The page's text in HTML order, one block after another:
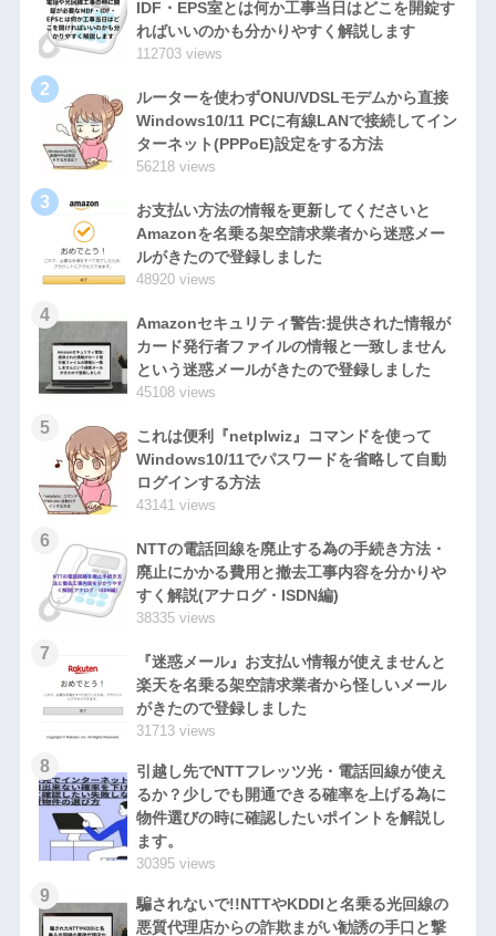
IDF・EPS室とは何か工事当日はどこを開錠す
ればいいのかも分かりやすく解説します
112703 views
2
ルーターを使わずONU/VDSLモデムから直接
Windows10/11 PCに有線LANで接続してイン
ターネット(PPPoE)設定をする方法
56218 views
3
お支払い方法の情報を更新してくださいと
Amazonを名乗る架空請求業者から迷惑メー
ルがきたので登録しました
48920 views
4
Amazonセキュリティ警告:提供された情報が
カード発行者ファイルの情報と一致しません
という迷惑メールがきたので登録しました
45108 views
5
これは便利『netplwiz』コマンドを使って
Windows10/11でパスワードを省略して自動
ログインする方法
43141 views
6
NTTの電話回線を廃止する為の手続き方法・
廃止にかかる費用と撤去工事内容を分かりや
すく解説(アナログ・ISDN編)
38335 views
7
『迷惑メール』お支払い情報が使えませんと
楽天を名乗る架空請求業者から怪しいメール
がきたので登録しました
31713 views
8
引越し先でNTTフレッツ光・電話回線が使え
るか？少しでも開通できる確率を上げる為に
物件選びの時に確認したいポイントを解説し
ます。
30395 views
9
騙されないで!!NTTやKDDIと名乗る光回線の
悪質代理店からの詐欺まがい勧誘の手口と撃